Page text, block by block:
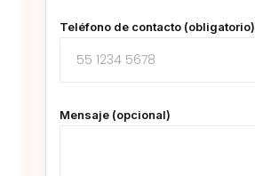
Teléfono de contacto (obligatorio)
Mensaje (opcional)